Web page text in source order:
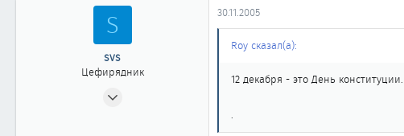
S
svs
Цефирядник
30.11.2005
Roy сказал(а):
12 декабря - это День конституции.
.